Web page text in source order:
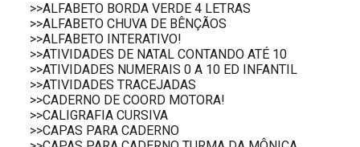
>>ALFABETO BORDA VERDE 4 LETRAS
>>ALFABETO CHUVA DE BÊNÇÃOS
>>ALFABETO INTERATIVO!
>>ATIVIDADES DE NATAL CONTANDO ATÉ 10
>>ATIVIDADES NUMERAIS 0 A 10 ED INFANTIL
>>ATIVIDADES TRACEJADAS
>>CADERNO DE COORD MOTORA!
>>CALIGRAFIA CURSIVA
>>CAPAS PARA CADERNO